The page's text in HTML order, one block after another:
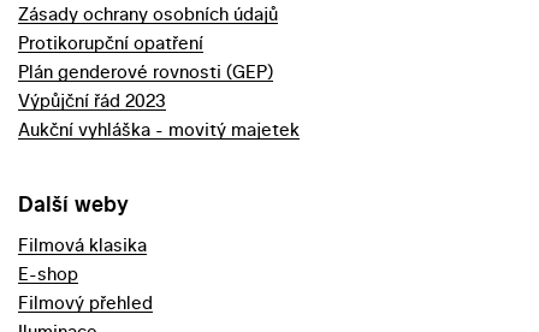
Zásady ochrany osobních údajů
Protikorupční opatření
Plán genderové rovnosti (GEP)
Výpůjční řád 2023
Aukční vyhláška - movitý majetek
Další weby
Filmová klasika
E-shop
Filmový přehled